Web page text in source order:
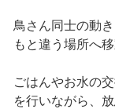
鳥さん同士の動
もと違う場所へ
ごはんやお水の
を行いながら、